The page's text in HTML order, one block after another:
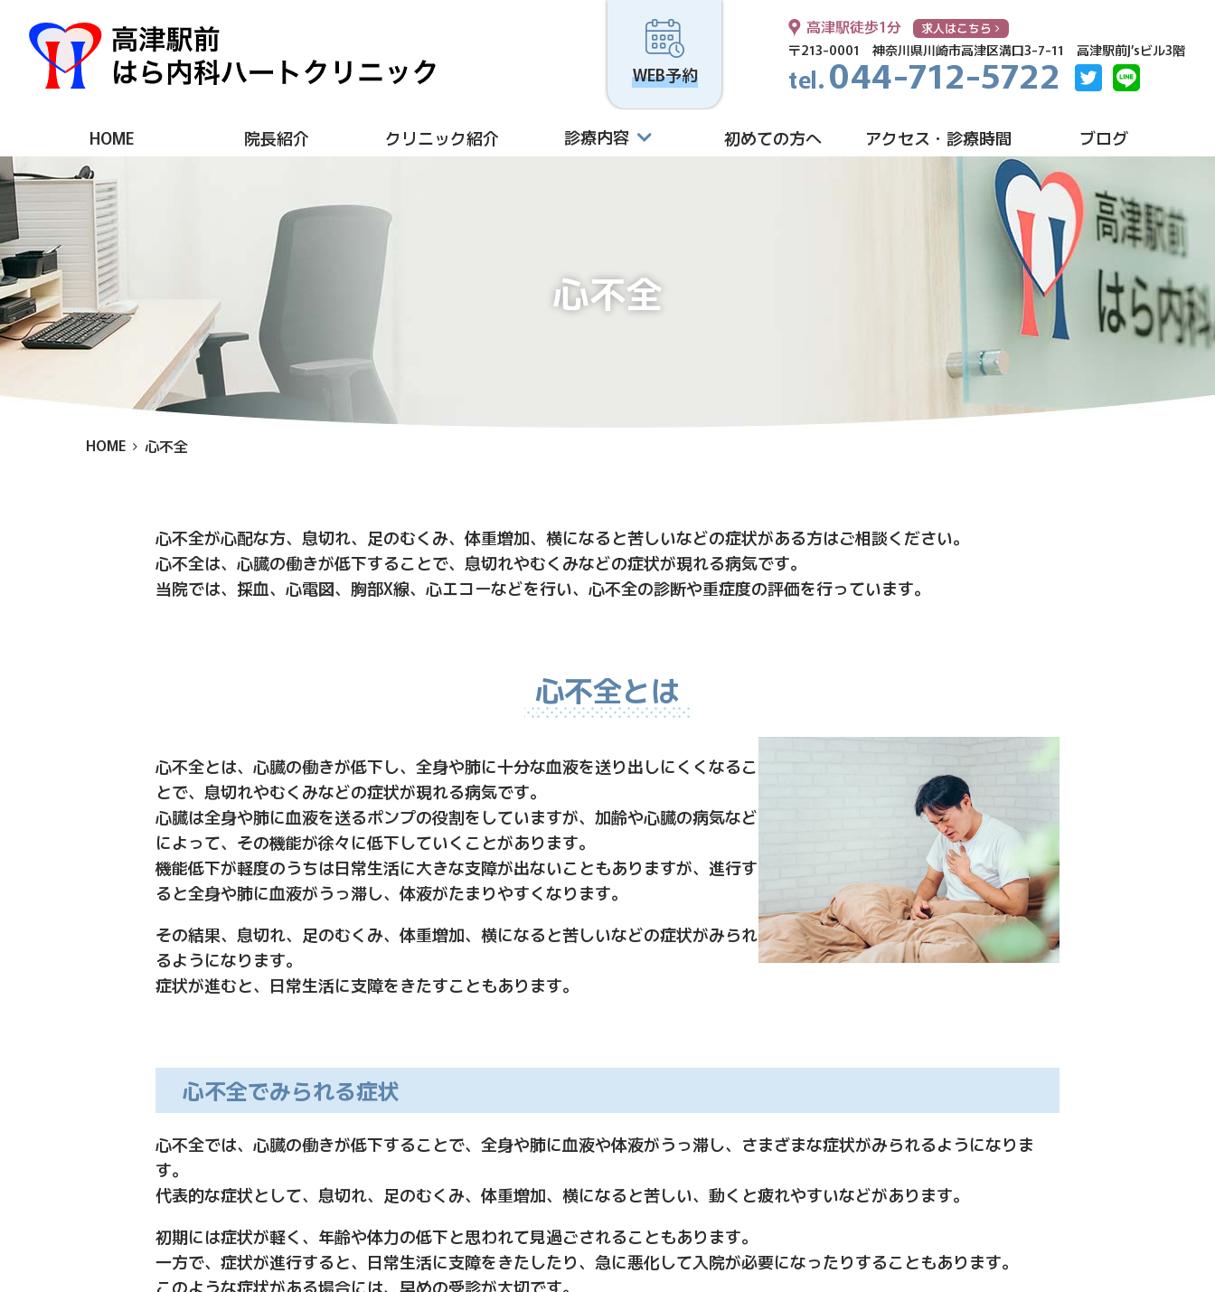
高津駅徒歩1分 求人はこちら
〒213-0001 神奈川県川崎市高津区溝口3-7-11 高津駅前J’sビル3階
044-712-5722
WEB予約
HOME 院長紹介 クリニック紹介 診療内容 初めての方へ アクセス・診療時間 ブログ
心不全
HOME 心不全
心不全が心配な方、息切れ、足のむくみ、体重増加、横になると苦しいなどの症状がある方はご相談ください。
心不全は、心臓の働きが低下することで、息切れやむくみなどの症状が現れる病気です。
当院では、採血、心電図、胸部X線、心エコーなどを行い、心不全の診断や重症度の評価を行っています。
心不全とは
心不全とは、心臓の働きが低下し、全身や肺に十分な血液を送り出しにくくなるこ
とで、息切れやむくみなどの症状が現れる病気です。
心臓は全身や肺に血液を送るポンプの役割をしていますが、加齢や心臓の病気など
によって、その機能が徐々に低下していくことがあります。
機能低下が軽度のうちは日常生活に大きな支障が出ないこともありますが、進行す
ると全身や肺に血液がうっ滞し、体液がたまりやすくなります。
その結果、息切れ、足のむくみ、体重増加、横になると苦しいなどの症状がみられ
るようになります。
症状が進むと、日常生活に支障をきたすこともあります。
心不全でみられる症状
心不全では、心臓の働きが低下することで、全身や肺に血液や体液がうっ滞し、さまざまな症状がみられるようになりま
す。
代表的な症状として、息切れ、足のむくみ、体重増加、横になると苦しい、動くと疲れやすいなどがあります。
初期には症状が軽く、年齢や体力の低下と思われて見過ごされることもあります。
一方で、症状が進行すると、日常生活に支障をきたしたり、急に悪化して入院が必要になったりすることもあります。
このような症状がある場合には、早めの受診が大切です。